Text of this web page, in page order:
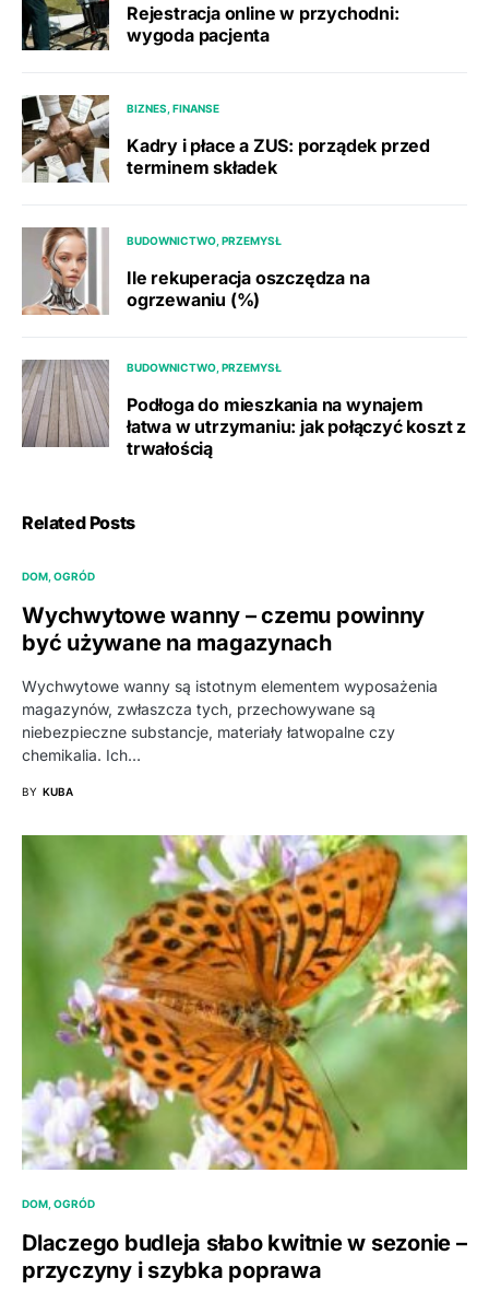
Rejestracja online w przychodni:
wygoda pacjenta
BIZNES, FINANSE
Kadry i płace a ZUS: porządek przed
terminem składek
BUDOWNICTWO, PRZEMYSŁ
Ile rekuperacja oszczędza na
ogrzewaniu (%)
BUDOWNICTWO, PRZEMYSŁ
Podłoga do mieszkania na wynajem
łatwa w utrzymaniu: jak połączyć koszt z
trwałością
Related Posts
DOM, OGRÓD
Wychwytowe wanny – czemu powinny
być używane na magazynach
Wychwytowe wanny są istotnym elementem wyposażenia
magazynów, zwłaszcza tych, przechowywane są
niebezpieczne substancje, materiały łatwopalne czy
chemikalia. Ich…
BY KUBA
DOM, OGRÓD
Dlaczego budleja słabo kwitnie w sezonie –
przyczyny i szybka poprawa